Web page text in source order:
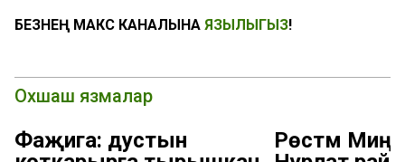
БЕЗНЕҢ МАКС КАНАЛЫНА ЯЗЫЛЫГЫЗ!
Охшаш язмалар
Фаҗига: дустын
Рөстәм